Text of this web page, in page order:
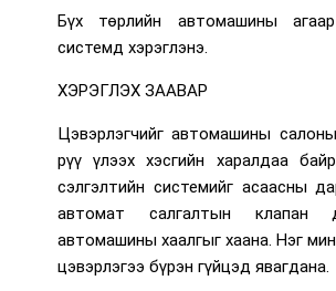
Бүх төрлийн автомашины агаар
системд хэрэглэнэ.
ХЭРЭГЛЭХ ЗААВАР
Цэвэрлэгчийг автомашины
рүү үлээх хэсгийн харалдаа
сэлгэлтийн системийг асаасны
автомат салгалтын клапан
автомашины хаалгыг хаана. Нэг
цэвэрлэгээ бүрэн гүйцэд явагдана.